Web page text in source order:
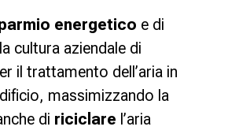
energetico e di
cultura aziendale di
il trattamento dell’aria in
massimizzando la
di riciclare l’aria